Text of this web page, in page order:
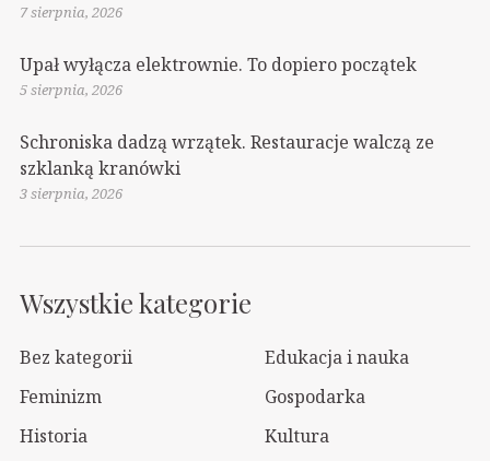
7 sierpnia, 2026
Upał wyłącza elektrownie. To dopiero początek
5 sierpnia, 2026
Schroniska dadzą wrzątek. Restauracje walczą ze
szklanką kranówki
3 sierpnia, 2026
Wszystkie kategorie
Bez kategorii
Edukacja i nauka
Feminizm
Gospodarka
Historia
Kultura